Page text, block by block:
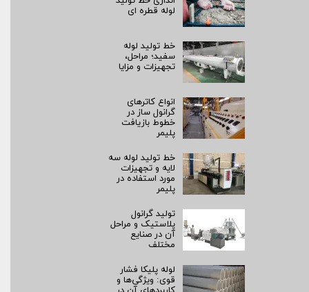
لوله قطره ای
خط تولید لوله
سفید؛ مراحل،
تجهیزات و مزایا
انواع کاترهای
گرانول ساز در
خطوط بازیافت
پلیمر
خط تولید لوله سه
لایه و تجهیزات
مورد استفاده در
پلیمر
تولید گرانول
پلاستیک و مراحل
آن در صنایع
مختلف
لوله پلیکا فشار
قوی: ویژگی‌ها و